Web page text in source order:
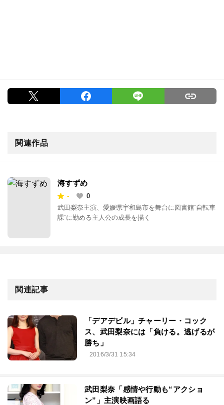
関連作品
海すずめ
-
0
武田梨奈主演、愛媛県宇和島市を舞台に図書館“自転車
課”に勤める主人公の成長を描く
関連記事
「デアデビル」チャーリー・コック
ス、武田梨奈には「負ける。逃げるが
勝ち」
2016/3/31 15:34
武田梨奈「感情や行動も“アクショ
ン”」主演映画語る